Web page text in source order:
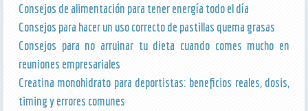
Consejos de alimentación para tener energía todo el día
Consejos para hacer un uso correcto de pastillas quema grasas
Consejos para no arruinar tu dieta cuando comes mucho en
reuniones empresariales
Creatina monohidrato para deportistas: beneficios reales, dosis,
timing y errores comunes